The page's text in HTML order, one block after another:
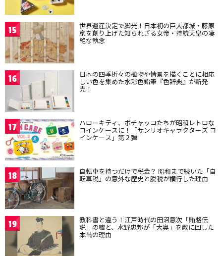
15 世界遺産決定で脚光！日本初の巨大都城・藤原
京を創り上げた知られざる女帝・持統天皇の凄
絶な執念
16 日本の四季折々の植物や情景を描くことに相応
しい色を集めた水彩色鉛筆『色辞典』が新発
売！
17 ハローキティ、ポチャッコたちが昭和レトロな
コインケースに！「サンリオキャラクターズ コ
インケース」第２弾
18 自転車を持つだけで税金？ 昭和まで続いた「自
転車税」の意外な歴史と脱税が横行した理由
19 教科書と違う！江戸時代の田沼意次「賄賂伝
説」の嘘と、水野忠邦が「大奥」を敵に回した
本当の理由